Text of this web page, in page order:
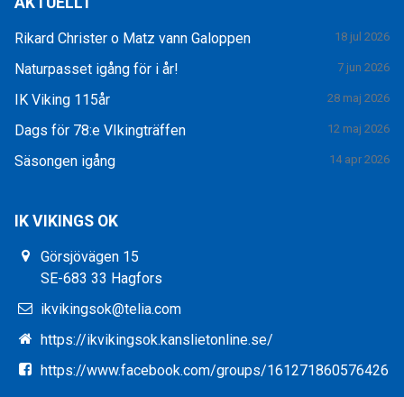
Rikard Christer o Matz vann Galoppen 18 jul 2026
Naturpasset igång för i år! 7 jun 2026
IK Viking 115år 28 maj 2026
Dags för 78:e VIkingträffen 12 maj 2026
Säsongen igång 14 apr 2026
IK VIKINGS OK
Görsjövägen 15
SE-683 33 Hagfors
ikvikingsok@telia.com
https://ikvikingsok.kanslietonline.se/
https://www.facebook.com/groups/161271860576426